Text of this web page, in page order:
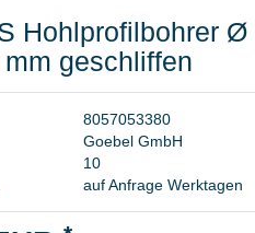
Hohlprofilbohrer Ø
geschliffen
8057053380
Goebel GmbH
10
auf Anfrage Werktagen